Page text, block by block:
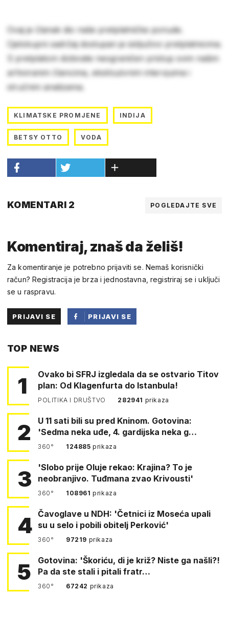
Ovaj je članak dio naše pretplatničke ponude.
Cjelokupni sadržaj dostupan je isključivo pretplatnicima.
S pretplatom dobivate neograničen pristup svim našim
arhiviranim člancima, ekskluzivnim intervjuima i
stručnim analizama.
KLIMATSKE PROMJENE INDIJA
BETSY OTTO VODA
KOMENTARI 2 POGLEDAJTE SVE
Komentiraj, znaš da želiš!
Za komentiranje je potrebno prijaviti se. Nemaš korisnički
račun? Registracija je brza i jednostavna, registriraj se i uključi
se u raspravu.
PRIJAVI SE
PRIJAVI SE
TOP NEWS
1
Ovako bi SFRJ izgledala da se ostvario Titov
plan: Od Klagenfurta do Istanbula!
POLITIKA I DRUŠTVO 282941 prikaza
2
U 11 sati bili su pred Kninom. Gotovina:
'Sedma neka uđe, 4. gardijska neka g…
360° 124885prikaza
3
'Slobo prije Oluje rekao: Krajina? To je
neobranjivo. Tuđmana zvao Krivousti'
360° 108961prikaza
4 Čavoglave u NDH: 'Četnici iz Moseća upali
su u selo i pobili obitelj Perković'
360° 97219 prikaza
5
Gotovina: 'Škoriću, di je križ? Niste ga našli?!
Pa da ste stali i pitali fratr…
360° 67242 prikaza